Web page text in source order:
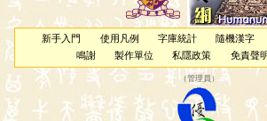
新手入門 使用凡例 字庫統計 隨機漢字
鳴謝
製作單位 私隱政策 免責聲明
（管理員 ）